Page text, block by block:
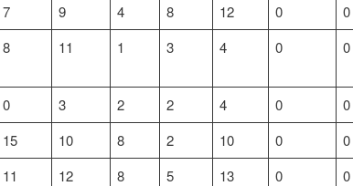
7 9 4 8 12 0
0
8 11 1 3 4 0 0
0 3 2 2 4 0
0
15 10 8 2 10 0
0
11 12 8 5 13 0
0